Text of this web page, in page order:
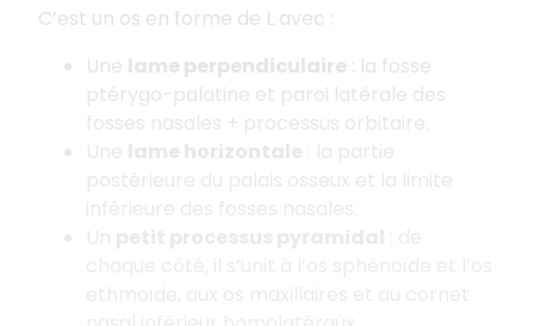
C’est un os en forme de L avec :
Une lame perpendiculaire : la fosse
ptérygo-palatine et paroi latérale des
fosses nasales + processus orbitaire.